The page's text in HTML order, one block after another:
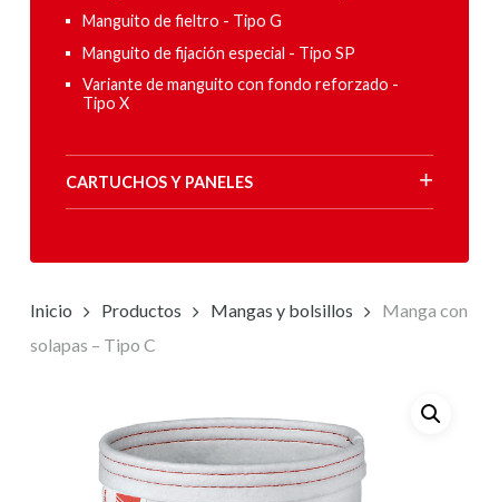
Manguito de fieltro - Tipo G
Manguito de fijación especial - Tipo SP
Variante de manguito con fondo reforzado -
Tipo X
CARTUCHOS Y PANELES
Inicio Productos Mangas y bolsillos
Manga con
solapas – Tipo C